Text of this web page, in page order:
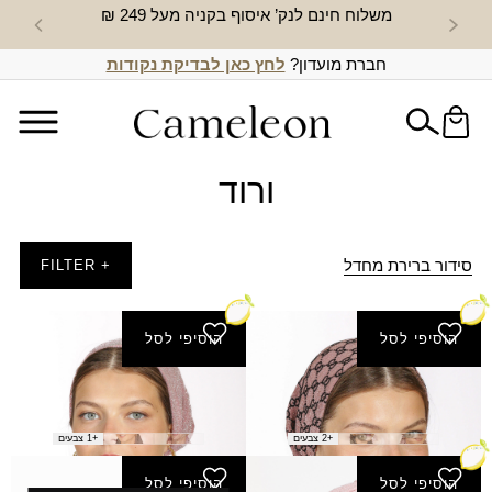
משלוח חינם לנק’ איסוף בקניה מעל 249 ₪ חדש
חברת מועדון? לחץ כאן לבדיקת נקודות
ורוד
סידור ברירת מחדל + FILTER
הוסיפי לסל
בנדנה גומי הדס
₪ 50.00
+2 צבעים
הוסיפי לסל
בנדנה גומי פלג
₪59.00
+1 צבעים
הוסיפי לסל הוסיפי לסל